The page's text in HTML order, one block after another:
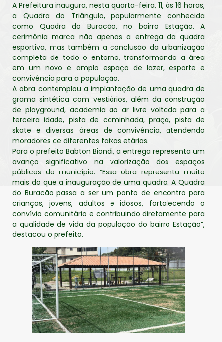
A Prefeitura inaugura, nesta quarta-feira, 11, às 16 horas,
a Quadra do Triângulo, popularmente conhecida
como Quadra do Buracão, no bairro Estação. A
cerimônia marca não apenas a entrega da quadra
esportiva, mas também a conclusão da urbanização
completa de todo o entorno, transformando a área
em um novo e amplo espaço de lazer, esporte e
convivência para a população.
A obra contemplou a implantação de uma quadra de
grama sintética com vestiários, além da construção
de playground, academia ao ar livre voltada para a
terceira idade, pista de caminhada, praça, pista de
skate e diversas áreas de convivência, atendendo
moradores de diferentes faixas etárias.
Para o prefeito Babton Biondi, a entrega representa um
avanço significativo na valorização dos espaços
públicos do município. “Essa obra representa muito
mais do que a inauguração de uma quadra. A Quadra
do Buracão passa a ser um ponto de encontro para
crianças, jovens, adultos e idosos, fortalecendo o
convívio comunitário e contribuindo diretamente para
a qualidade de vida da população do bairro Estação”,
destacou o prefeito.